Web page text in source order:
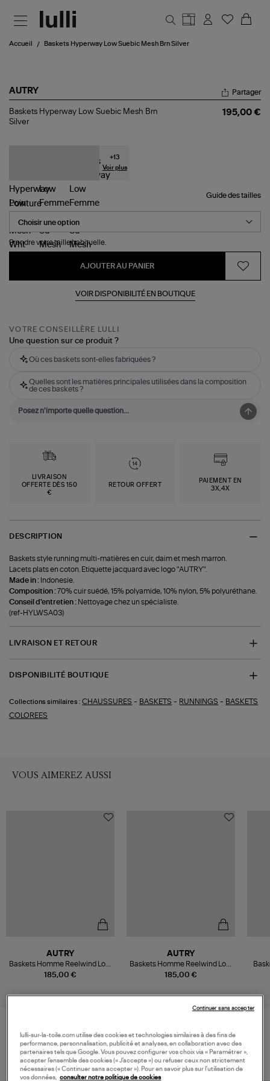
Accueil Baskets Hyperway Low Suebic Mesh Brn Silver
AUTRY
Baskets
Hyperway
Partager
Baskets Hyperway Low Suebic Mesh Brn
Silver
195,00 €
+13
Voir plus
Guide des tailles
Pointure
Prendre votre taille habituelle.
AJOUTER AU PANIER
VOIR DISPONIBILITÉ EN BOUTIQUE
VOTRE CONSEILLÈRE LULLI
Une question sur ce produit ?
Où ces baskets sont-elles fabriquées ?
Quelles sont les matières principales utilisées dans la composition
de ces baskets ?
LIVRAISON
OFFERTE DÈS 150
€
RETOUR OFFERT
PAIEMENT EN
3X,4X
DESCRIPTION
Baskets style running multi-matières en cuir, daim et mesh marron.
Lacets plats en coton. Etiquette jacquard avec logo "AUTRY".
Made in : Indonesie.
Composition : 70% cuir suédé, 15% polyamide, 10% nylon, 5% polyuréthane.
Conseil d'entretien : Nettoyage chez un spécialiste.
(ref-HYLWSA03)
LIVRAISON ET RETOUR
DISPONIBILITÉ BOUTIQUE
Collections similaires : CHAUSSURES - BASKETS - RUNNINGS - BASKETS
COLOREES
VOUS AIMEREZ AUSSI
185,00 €
AUTRY
Baskets Homme Reelwind Low
Nylon Crack Wh Wht Pep
185,00 €
AUTRY
Baskets Homme Reelwind Low
Suede Net Coco Rut
VOS DERNIERS PRODUITS VUS
lulli-sur-la-toile.com utilise des cookies et technologies similaires à des fins de
performance, personnalisation, publicité et analyses, en collaboration avec des
partenaires tels que Google. Vous pouvez configurer vos choix via « Paramétrer »,
accepter l’ensemble des cookies (« J’accepte ») ou refuser ceux non strictement
nécessaires (« Continuer sans accepter »). Pour en savoir plus sur l’utilisation de
vos données,
consulter notre politique de cookies
Continuer sans accepter